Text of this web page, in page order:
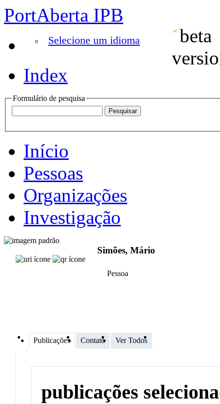
PortAberta IPB
Selecione um idioma
Index
Formulário de pesquisa
Início
Pessoas
Organizações
Investigação
Simões, Mário
Pessoa
Publicações Contato Ver Todos
publicações